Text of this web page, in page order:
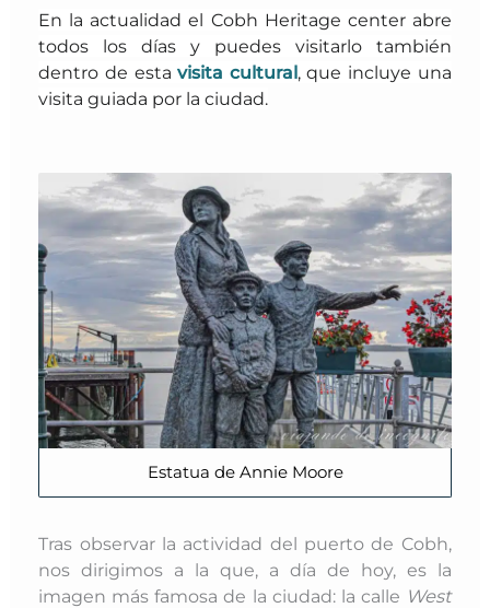
En la actualidad el Cobh Heritage center abre
todos los días y puedes visitarlo también
dentro de estavisita cultural, que incluye una
visita guiada por la ciudad.
Estatua de Annie Moore
Tras observar la actividad del puerto de Cobh,
nos dirigimos a la que, a día de hoy, es la
imagen más famosa de la ciudad: la calle West